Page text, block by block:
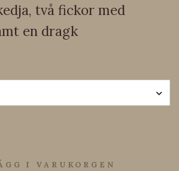
två fickor med
en dragk
I VARUKORGEN